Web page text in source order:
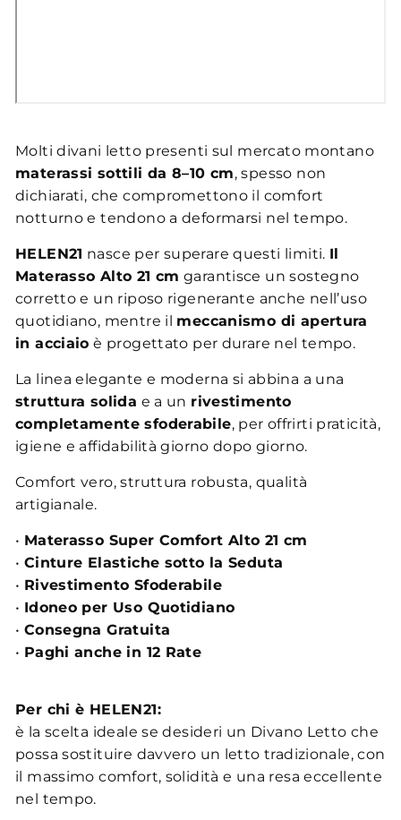
Molti divani letto presenti sul mercato montano
materassi sottili da 8–10 cm, spesso non
dichiarati, che compromettono il comfort
notturno e tendono a deformarsi nel tempo.
HELEN21 nasce per superare questi limiti. Il
Materasso Alto 21 cm garantisce un sostegno
corretto e un riposo rigenerante anche nell’uso
quotidiano, mentre il meccanismo di apertura
in acciaio è progettato per durare nel tempo.
La linea elegante e moderna si abbina a una
struttura solida e a un rivestimento
completamente sfoderabile, per offrirti praticità,
igiene e affidabilità giorno dopo giorno.
Comfort vero, struttura robusta, qualità
artigianale.
• Materasso Super Comfort Alto 21 cm
• Cinture Elastiche sotto la Seduta
• Rivestimento Sfoderabile
• Idoneo per Uso Quotidiano
• Consegna Gratuita
• Paghi anche in 12 Rate
Per chi è HELEN21:
è la scelta ideale se desideri un Divano Letto che
possa sostituire davvero un letto tradizionale, con
il massimo comfort, solidità e una resa eccellente
nel tempo.